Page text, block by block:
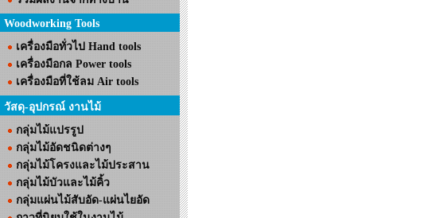
Woodworking Tools
เครื่องมือทั่วไป Hand tools
เครื่องมือกล Power tools
เครื่องมือที่ใช้ลม Air tools
วัสดุ-อุปกรณ์ งานไม้
กลุ่มไม้แปรรูป
กลุ่มไม้อัดชนิดต่างๆ
กลุ่มไม้โครงและไม้ประสาน
กลุ่มไม้บัวและไม้คิ้ว
กลุ่มแผ่นไม้สับอัด-แผ่นไยอัด